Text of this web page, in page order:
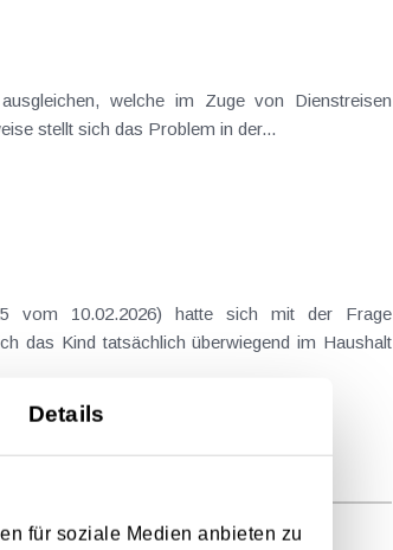
Details
für soziale Medien anbieten zu
welche im Zuge von Dienstreisen
stellt sich das Problem in der...
vom 10.02.2026) hatte sich mit der Frage
das Kind tatsächlich überwiegend im Haushalt